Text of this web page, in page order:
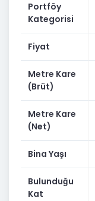
Portföy
Kategorisi
Fiyat
Metre Kare
(Brüt)
Metre Kare
(Net)
Bina Yaşı
Bulunduğu
Kat